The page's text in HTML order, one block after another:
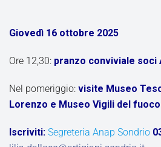
Giovedì 16 ottobre 2025
Ore 12,30: pranzo conviviale soci
Nel pomeriggio: visite Museo
Lorenzo e Museo Vigili del fuoco
Iscriviti: Segreteria Anap Sondrio